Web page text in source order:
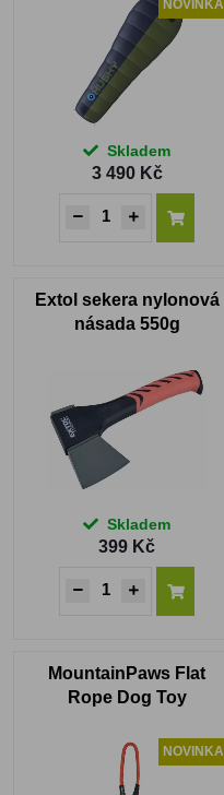
NOVINKA
Skladem
3 490 Kč
Extol sekera nylonová
násada 550g
Skladem
399 Kč
MountainPaws Flat
Rope Dog Toy
NOVINKA